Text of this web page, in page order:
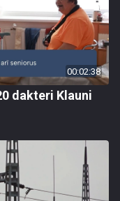
00:02:38
dakteri Klauni